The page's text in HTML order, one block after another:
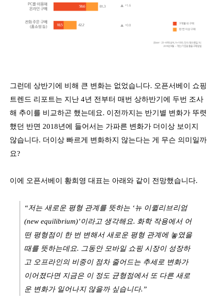
그런데 상반기에 비해 큰 변화는 없었습니다. 오픈서베이 쇼핑
트렌드 리포트는 지난 4년 전부터 매번 상하반기에 두번 조사
해 추이를 비교하곤 했는데요. 이전까지는 반기별 변화가 뚜렷
했던 반면 2018년에 들어서는 가파른 변화가 더이상 보이지
않습니다. 더이상 빠르게 변화하지 않는다는 게 무슨 의미일까
요?
이에 오픈서베이 황희영 대표는 아래와 같이 전망했습니다.
“저는 새로운 평형 관계를 뜻하는 ‘뉴 이퀼리브리엄
(new equilibrium)’이라고 생각해요. 화학 작용에서 어
떤 평형점이 한 번 변해서 새로운 평형 관계에 놓였을
때를 뜻하는데요. 그동안 모바일 쇼핑 시장이 성장하
고 오프라인의 비중이 점차 줄어드는 추세로 변화가
이어졌다면 지금은 이 정도 균형점에서 또 다른 새로
운 변화가 일어나지 않을까 싶습니다.”